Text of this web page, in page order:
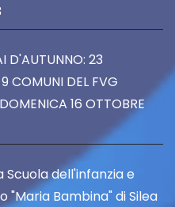
D'AUTUNNO: 23
COMUNI DEL FVG
16 OTTOBRE
Scuola dell'infanzia e
"Maria Bambina" di Silea